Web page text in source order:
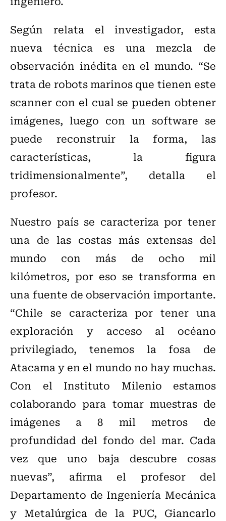
Según relata el investigador, esta
nueva técnica es una mezcla de
observación inédita en el mundo. “Se
trata de robots marinos que tienen este
scanner con el cual se pueden obtener
imágenes, luego con un software se
puede reconstruir la forma, las
características, la figura
tridimensionalmente”, detalla el
profesor.
Nuestro país se caracteriza por tener
una de las costas más extensas del
mundo con más de ocho mil
kilómetros, por eso se transforma en
una fuente de observación importante.
“Chile se caracteriza por tener una
exploración y acceso al océano
privilegiado, tenemos la fosa de
Atacama y en el mundo no hay muchas.
Con el Instituto Milenio estamos
colaborando para tomar muestras de
imágenes a 8 mil metros de
profundidad del fondo del mar. Cada
vez que uno baja descubre cosas
nuevas”, afirma el profesor del
Departamento de Ingeniería Mecánica
y Metalúrgica de la PUC, Giancarlo